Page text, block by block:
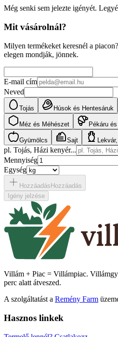
Még senki sem jelezte igényét.
Mit vásárolnál?
Milyen termékeket keresnél a
elegen mondják, jönnek.
E-mail cím
Neved
Tojás Húsok és Hentesáruk
Méz és Méhészet Pékáru
Gyümölcs Sajt
pl. Tojás, Házi kenyér...
Mennyiség
Egység
HozzáadásHozzáadás
Igény jelzése
Villám + Piac = Villámpiac.
perc alatt átveszed.
A szolgáltatást a Remény Farm
Hasznos linkek